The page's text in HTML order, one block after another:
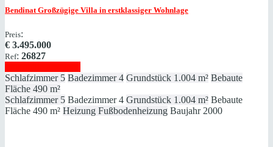
BendinatGroßzügige Villa in erstklassiger Wohnlage
Preis:
€ 3.495.000
Ref: 26827
Schlafzimmer 5 Badezimmer 4 Grundstück 1.004 m² Bebaute
Fläche 490 m²
Schlafzimmer 5 Badezimmer 4 Grundstück 1.004 m² Bebaute
Fläche 490 m² Heizung Fußbodenheizung Baujahr 2000